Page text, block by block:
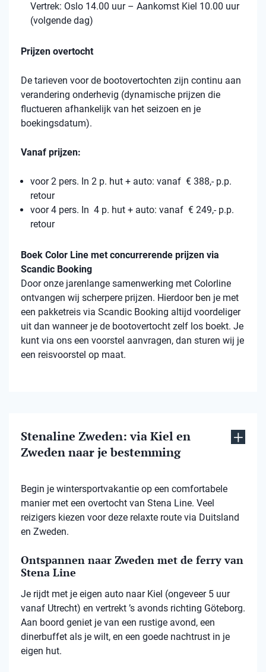
Vertrek: Oslo 14.00 uur – Aankomst Kiel 10.00 uur
(volgende dag)
Prijzen overtocht
De tarieven voor de bootovertochten zijn continu aan
verandering onderhevig (dynamische prijzen die
fluctueren afhankelijk van het seizoen en je
boekingsdatum).
Vanaf prijzen:
voor 2 pers. In 2 p. hut + auto: vanaf € 388,- p.p.
retour
voor 4 pers. In 4 p. hut + auto: vanaf € 249,- p.p.
retour
Boek Color Line met concurrerende prijzen via
Scandic Booking
Door onze jarenlange samenwerking met Colorline
ontvangen wij scherpere prijzen. Hierdoor ben je met
een pakketreis via Scandic Booking altijd voordeliger
uit dan wanneer je de bootovertocht zelf los boekt. Je
kunt via ons een voorstel aanvragen, dan sturen wij je
een reisvoorstel op maat.
Stenaline Zweden: via Kiel en
Zweden naar je bestemming
Begin je wintersportvakantie op een comfortabele
manier met een overtocht van Stena Line. Veel
reizigers kiezen voor deze relaxte route via Duitsland
en Zweden.
Ontspannen naar Zweden met de ferry van
Stena Line
Je rijdt met je eigen auto naar Kiel (ongeveer 5 uur
vanaf Utrecht) en vertrekt ’s avonds richting Göteborg.
Aan boord geniet je van een rustige avond, een
dinerbuffet als je wilt, en een goede nachtrust in je
eigen hut.